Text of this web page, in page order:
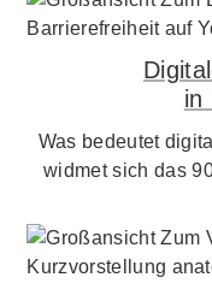
in
Was bedeutet
widmet sich das